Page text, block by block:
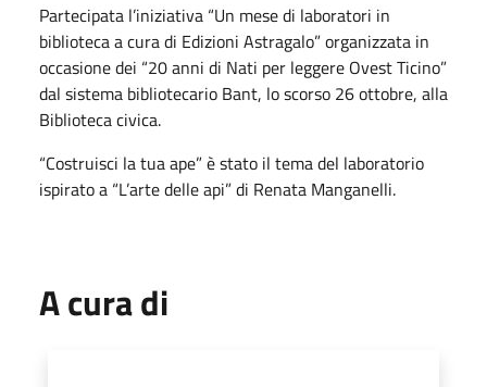
Partecipata l’iniziativa “Un mese di laboratori in
biblioteca a cura di Edizioni Astragalo” organizzata in
occasione dei “20 anni di Nati per leggere Ovest Ticino”
dal sistema bibliotecario Bant, lo scorso 26 ottobre, alla
Biblioteca civica.
“Costruisci la tua ape” è stato il tema del laboratorio
ispirato a “L’arte delle api” di Renata Manganelli.
A cura di